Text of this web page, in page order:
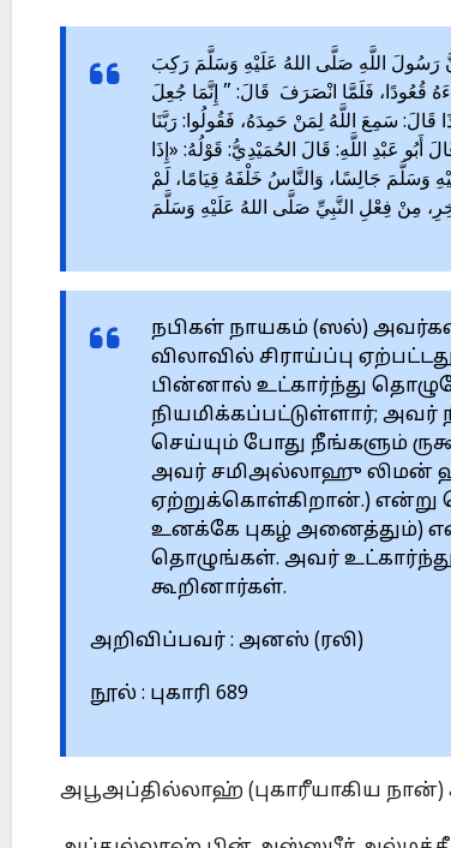
رَسُولَ اللَّهِ صَلَّى اللهُ عَلَيْهِ وَسَلَّمَ رَكِبَ
قُعُودًا، فَلَمَّا انْصَرَفَ قَالَ: ” إِنَّمَا جُعِلَ
قَالَ: سَمِعَ اللَّهُ لِمَنْ حَمِدَهُ، فَقُولُوا: رَبَّنَا
أَبُو عَبْدِ اللَّهِ: قَالَ الحُمَيْدِيُّ: قَوْلُهُ: «إِذَا
وَسَلَّمَ جَالِسًا، وَالنَّاسُ خَلْفَهُ قِيَامًا، لَمْ
مِنْ فِعْلِ النَّبِيِّ صَلَّى اللهُ عَلَيْهِ وَسَلَّمَ
நபிகள் நாயகம் (ஸல்) அவர்கள்
விலாவில் சிராய்ப்பு
பின்னால் உட்கார்ந்து
நியமிக்கப்பட்டுள்ளார்;
செய்யும் போது நீங்களும்
அவர் சமிஅல்லாஹு லிமன்
ஏற்றுக்கொள்கிறான்.)
உனக்கே புகழ் அனைத்தும்)
தொழுங்கள். அவர்
கூறினார்கள்.
அறிவிப்பவர் : அனஸ் (ரலி)
நூல் : புகாரி 689
அபூஅப்தில்லாஹ் (புகாரீயாகிய நான்)